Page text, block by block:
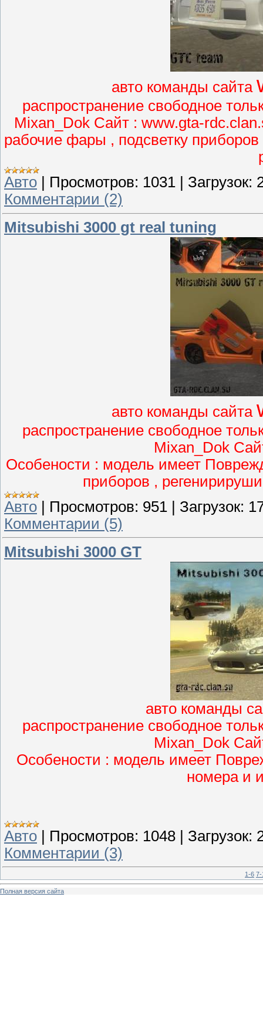
авто команды сайта
распространение свободное
Mixan_Dok Cайт : www.gta-
рабочие фары , подсветку
Авто
Просмотров: 1031 Загрузок:
Комментарии (2)
Mitsubishi 3000 gt real tuning
авто команды сайта
распространение свободное
Mixan_Dok
Особености : модель имеет
приборов ,
Авто
Просмотров: 951 Загрузок:
Комментарии (5)
Mitsubishi 3000 GT
авто команды
распространение свободное
Mixan_Dok
Особености : модель имеет
номера и
Авто | Просмотров: 1048 | Загрузок:
Комментарии (3)
1-6 7-
Полная версия сайта